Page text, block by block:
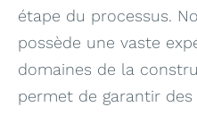
étape du processus.
possède une vaste
domaines de la
permet de garantir